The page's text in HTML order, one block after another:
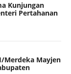
Kunjungan
Pertahanan
Merdeka Mayjen